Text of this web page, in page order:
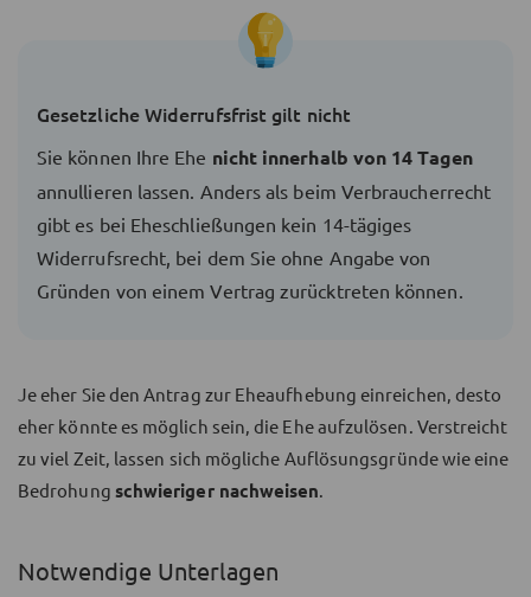
Gesetzliche Widerrufsfrist gilt nicht
Sie können Ihre Ehe nicht innerhalb von 14 Tagen
annullieren lassen. Anders als beim Verbraucherrecht
gibt es bei Eheschließungen kein 14-tägiges
Widerrufsrecht, bei dem Sie ohne Angabe von
Gründen von einem Vertrag zurücktreten können.
Je eher Sie den Antrag zur Eheaufhebung einreichen, desto
eher könnte es möglich sein, die Ehe aufzulösen. Verstreicht
zu viel Zeit, lassen sich mögliche Auflösungsgründe wie eine
Bedrohung schwieriger nachweisen
Notwendige Unterlagen